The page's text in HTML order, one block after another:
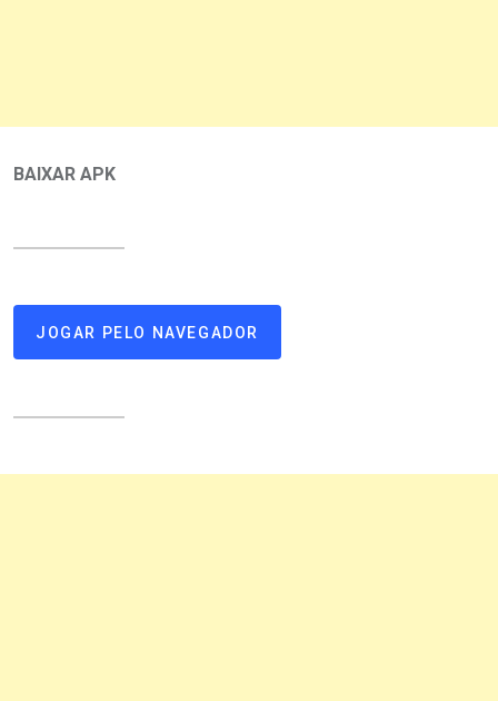
BAIXAR APK
JOGAR PELO NAVEGADOR